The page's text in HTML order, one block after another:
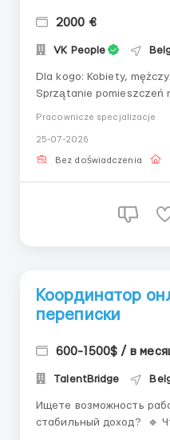
2000 €
VK People
Dla kogo: Kobiety, mężczyźni, 20-45 lat Obowiązki:
Sprzątanie pomieszczeń
znajomość języka
Pracownicze specjalizacje
25-07-2026
Bez doświadczenia
Координатор
переписки
600-1500$ / в
TalentBridge
Ищете возможность
стабильный доход? 🔹 Что потребуется: 🖥